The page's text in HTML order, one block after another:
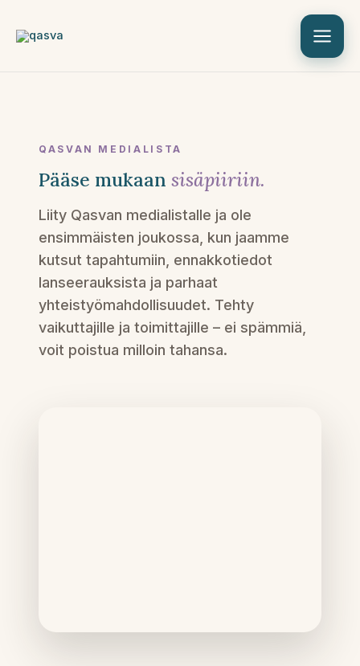
sisältöön
QASVAN MEDIALISTA
Pääse mukaan sisäpiiriin.
Liity Qasvan medialistalle ja ole
ensimmäisten joukossa, kun jaamme
kutsut tapahtumiin, ennakkotiedot
lanseerauksista ja parhaat
yhteistyömahdollisuudet. Tehty
vaikuttajille ja toimittajille – ei spämmiä,
voit poistua milloin tahansa.